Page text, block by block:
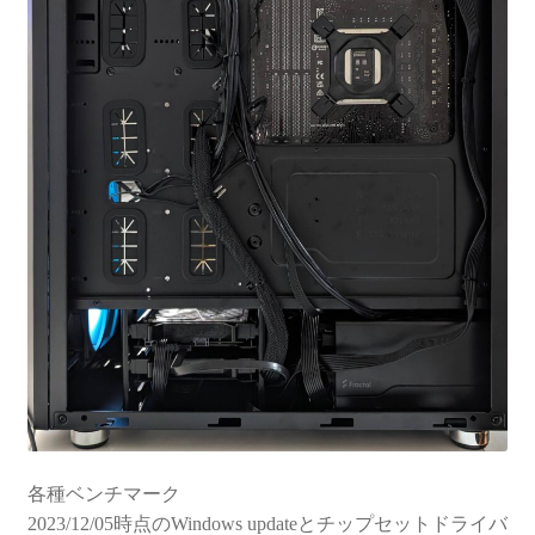
各種ベンチマーク
2023/12/05時点のWindows updateとチップセットドライバ